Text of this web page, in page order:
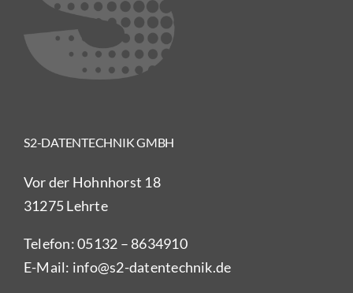
S2-DATENTECHNIK GMBH
Vor der Hohnhorst 18
31275 Lehrte
Telefon:05132 – 8634910
E-Mail: info@s2-datentechnik.de